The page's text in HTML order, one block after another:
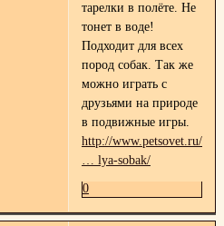
тарелки в полёте. Не
тонет в воде!
Подходит для всех
пород собак. Так же
можно играть с
друзьями на природе
в подвижные игры.
http://www.petsovet.ru/
… lya-sobak/
0